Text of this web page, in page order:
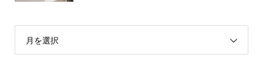
月を選択